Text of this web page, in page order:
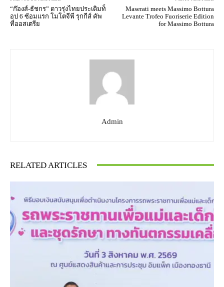
“ก๊องส์-ธัชกร” ดาวรุ่งไทยประเดิมท็
อป 6 ซ้อมแรก โมโตจีพี รุกกีส์ คัพ
ที่ออสเตรีย
Maserati meets Massimo Bottura
Levante Trofeo Fuoriserie Edition
for Massimo Bottura
Admin
RELATED ARTICLES